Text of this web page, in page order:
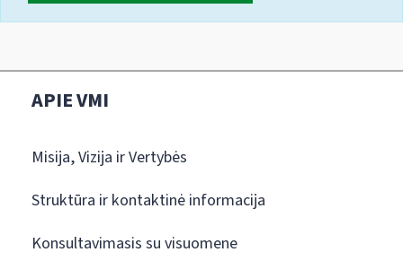
APIE VMI
Misija, Vizija ir Vertybės
Struktūra ir kontaktinė informacija
Konsultavimasis su visuomene